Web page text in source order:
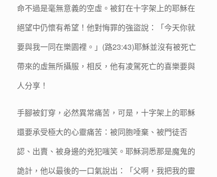
命不過是毫無意義的空虛。被釘在十字架上的耶穌在
絕望中仍懷有希望！他對悔罪的強盜說：「今天你就
要與我一同在樂園裡。」(路23:43)耶穌並沒有被死亡
帶來的虛無所攝服，相反，他有凌駕死亡的喜樂要與
人分享！
手腳被釘穿，必然異常痛苦，可是，十字架上的耶穌
還要承受極大的心靈痛苦：被同胞唾棄、被門徒否
認、出賣、被身邊的兇犯嗤笑。耶穌洞悉那是魔鬼的
詭計，他以最後的一口氣說出：「父啊，我把我的靈